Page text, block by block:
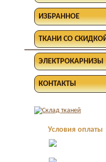
ИЗБРАННОЕ
ТКАНИ СО
ЭЛЕКТРОКАРНИЗЫ
КОНТАКТЫ
Условия оплаты